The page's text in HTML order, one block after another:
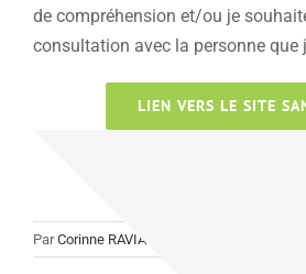
de compréhension et/ou je
consultation avec la personne que
LIEN VERS LE SITE
ParCorinne RAVIART